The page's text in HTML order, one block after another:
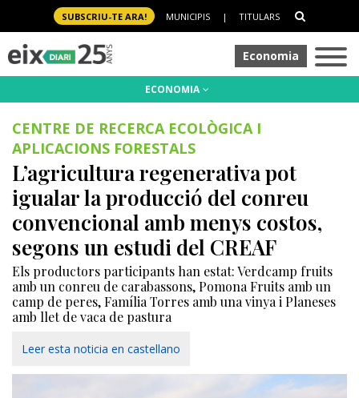
SUBSCRIU-TE ARA! MUNICIPIS | TITULARS
Economia
ECONOMIA
CENTRE DE RECERCA ECOLÒGICA I
APLICACIONS FORESTALS
L’agricultura regenerativa pot
igualar la producció del conreu
convencional amb menys costos,
segons un estudi del CREAF
Els productors participants han estat: Verdcamp fruits
amb un conreu de carabassons, Pomona Fruits amb un
camp de peres, Família Torres amb una vinya i Planeses
amb llet de vaca de pastura
Leer esta noticia en castellano